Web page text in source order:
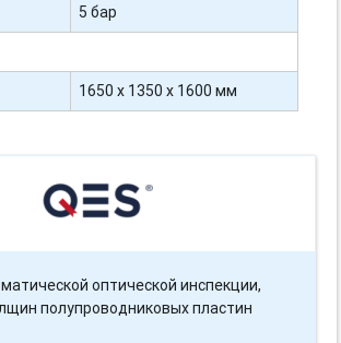
5 бар
1650 х 1350 х 1600 мм
оптической инспекции,
полупроводниковых пластин